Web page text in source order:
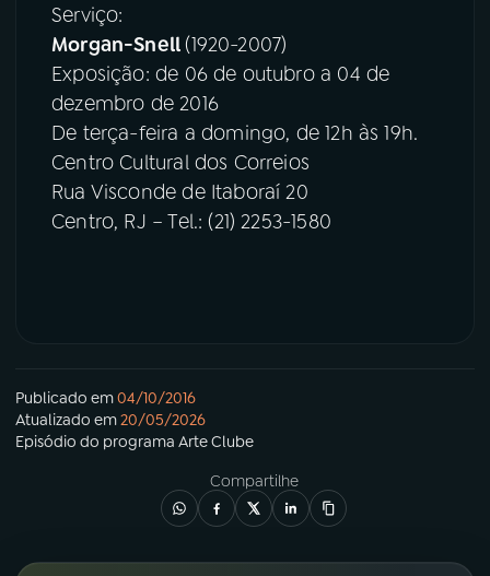
Serviço:
Morgan-Snell(1920-2007)
Exposição: de 06 de outubro a 04 de
dezembro de 2016
De terça-feira a domingo, de 12h às 19h.
Centro Cultural dos Correios
Rua Visconde de Itaboraí 20
Centro, RJ – Tel.: (21) 2253-1580
Publicado em04/10/2016
Atualizado em20/05/2026
Episódio do programa Arte Clube
Compartilhe